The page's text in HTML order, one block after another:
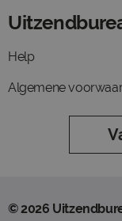
Help
Algemene
© 2026